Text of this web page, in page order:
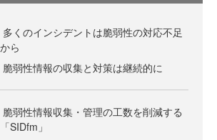
多くのインシデントは脆弱性の対応不足
から
脆弱性情報の収集と対策は継続的に
脆弱性情報収集・管理の工数を削減する
「SIDfm」